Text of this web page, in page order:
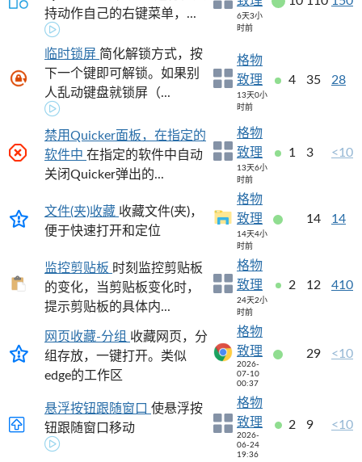
持动作自己的右键菜单，...
6天3小
时前
临时锁屏 简化解锁方式，按
下一个键即可解锁。如果别
人乱动键盘就锁屏（...
格物
致理
13天0小
时前
4 35 28
禁用Quicker面板，在指定的
软件中 在指定的软件中自动
关闭Quicker弹出的...
格物
致理
13天6小
时前
1 3 <10
文件(夹)收藏 收藏文件(夹)，
便于快速打开和定位
格物
致理
14天4小
时前
14 14
监控剪贴板 时刻监控剪贴板
的变化，当剪贴板变化时，
提示剪贴板的具体内...
格物
致理
24天2小
时前
2 12 410
网页收藏-分组 收藏网页，分
组存放，一键打开。类似
edge的工作区
格物
致理
2026-
07-10
00:37
29 <10
悬浮按钮跟随窗口 使悬浮按
钮跟随窗口移动
格物
致理
2026-
06-24
19:36
2 9 <10